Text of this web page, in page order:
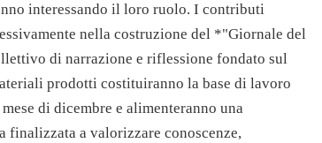
interessando il loro ruolo. I contributi
nella costruzione del *"Giornale del
di narrazione e riflessione fondato sul
prodotti costituiranno la base di lavoro
di dicembre e alimenteranno una
finalizzata a valorizzare conoscenze,